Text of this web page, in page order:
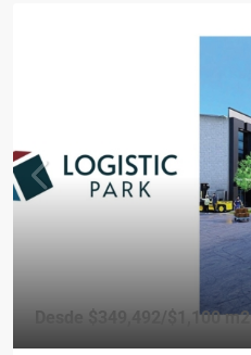
Desde $349,492/$1,100 m2